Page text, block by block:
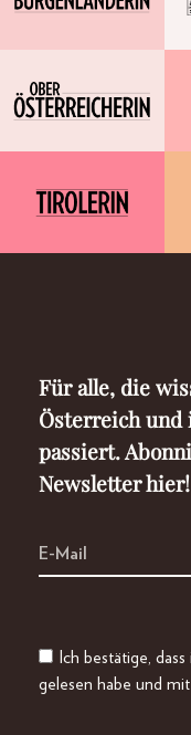
Für alle, die
Österreich und
passiert.
Newsletter hier!
Ich bestätige, dass
gelesen habe und